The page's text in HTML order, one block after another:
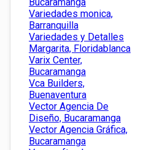
Variedades monica,
Barranquilla
Variedades y Detalles
Margarita, Floridablanca
Varix Center,
Bucaramanga
Vca Builders,
Buenaventura
Vector Agencia De
Diseño, Bucaramanga
Vector Agencia Gráfica,
Bucaramanga